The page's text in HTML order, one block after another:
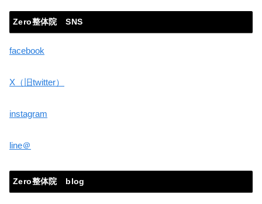
Zero整体院 SNS
facebook
X（旧twitter）
instagram
line＠
Zero整体院 blog